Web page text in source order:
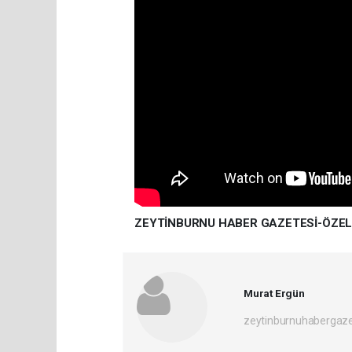
ZEYTİNBURNU HABER GAZETESİ-ÖZEL
Murat Ergün